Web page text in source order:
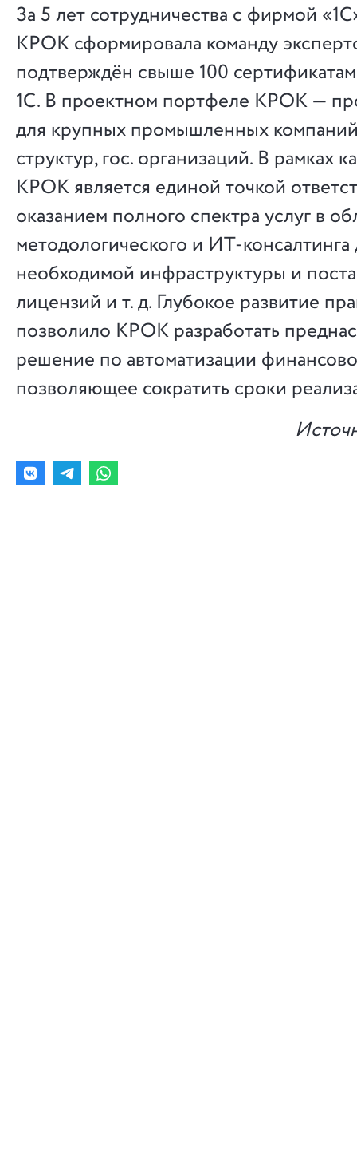
За 5 лет сотрудничества с фирмой
КРОК сформировала команду
подтверждён свыше 100
1С. В проектном портфеле КРОК —
для крупных промышленных
структур, гос. организаций. В рамках
КРОК является единой точкой
оказанием полного спектра услуг в
методологического и ИТ-консалтинга
необходимой инфраструктуры и
лицензий и т. д. Глубокое развитие
позволило КРОК разработать
решение по автоматизации
позволяющее сократить сроки